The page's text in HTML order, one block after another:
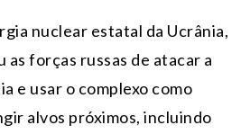
nuclear estatal da Ucrânia,
as forças russas de atacar a
e usar o complexo como
alvos próximos, incluindo